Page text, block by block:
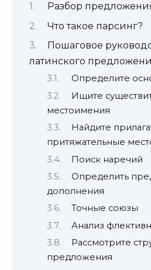
Разбор
Что такое парсинг?
Пошаговое
латинского
Определите
Ищите
местоимения
Найдите
притяжательные
Поиск наречий
Определить
дополнения
Точные союзы
Анализ
Рассмотрите
предложения